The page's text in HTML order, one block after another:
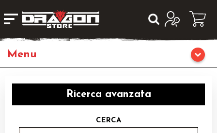
Giochi di Ruolo
Librigame
Ricerca avanzata
CERCA